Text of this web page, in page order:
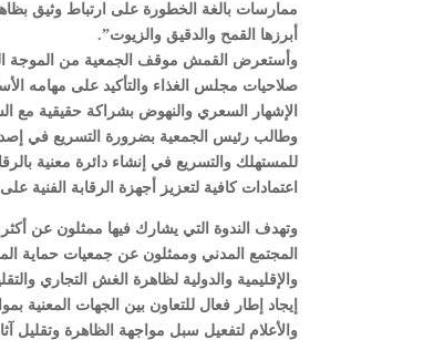
ممارسات بالغة الخطورة على ارتباط وثيق
أبرزها القمح والدقيق والزيوت”.
وأستعرض القمش موقف الجمعية من الموجة
صلاحيات مجلس الغذاء والتأكيد على مهامه
الإشهار السعري والنهوض بشراكة حقيقية مع
وطالب رئيس الجمعية بضرورة التسريع في
للمستهلك والتسريع في إنشاء دائرة معنية
اعتمادات كافية لتعزيز أجهزة الرقابة الفنية
المجتمع المدني وممثلون عن جمعيات حماية
والإقليمية والدولية لظاهرة الغش التجاري
إيجاد إطار فعال للتعاون بين الجهات
والأعلام لتفعيل سبل مواجهة الظاهرة وتقليل